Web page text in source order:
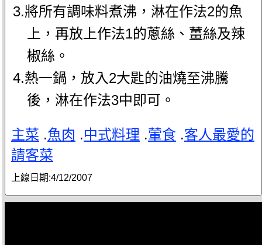
3.將所有調味料煮沸，淋在作法2的魚
上，再放上作法1的蔥絲、薑絲及辣
椒絲。
4.熱一鍋，放入2大匙的油燒至沸騰
後，淋在作法3中即可。
主菜 .魚肉 .中式料理 .葷食 .客人最愛的
請客菜
上線日期:4/12/2007